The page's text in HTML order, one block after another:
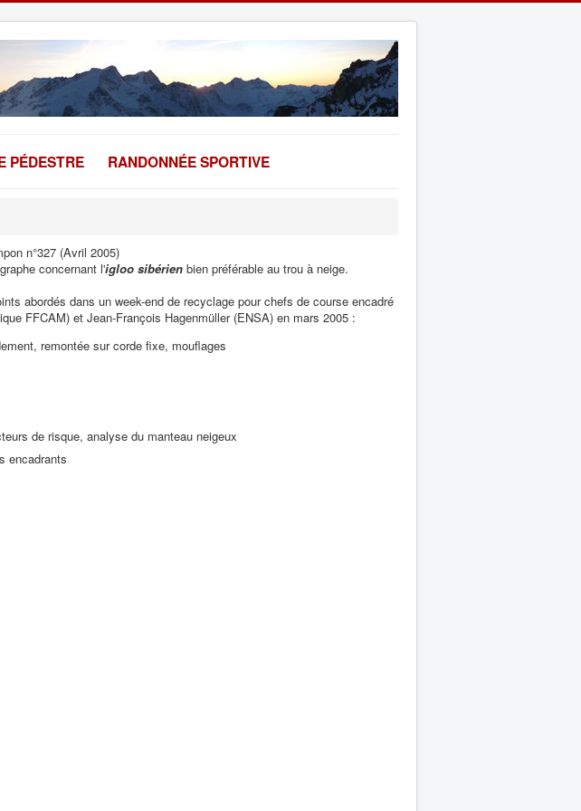
PÉDESTRE RANDONNÉE SPORTIVE
n°327 (Avril 2005)
concernant l'igloo sibérien bien préférable au trou à neige.
abordés dans un week-end de recyclage pour chefs de course encadré
FFCAM) et Jean-François Hagenmüller (ENSA) en mars 2005 :
remontée sur corde fixe, mouflages
de risque, analyse du manteau neigeux
encadrants